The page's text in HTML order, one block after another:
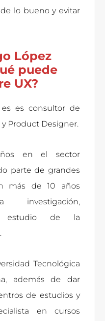
lo bueno y evitar
López
puede
UX?
es es consultor de
Product Designer.
en el sector
parte de grandes
más de 10 años
estudio de la
Tecnológica
además de dar
de estudios y
en cursos